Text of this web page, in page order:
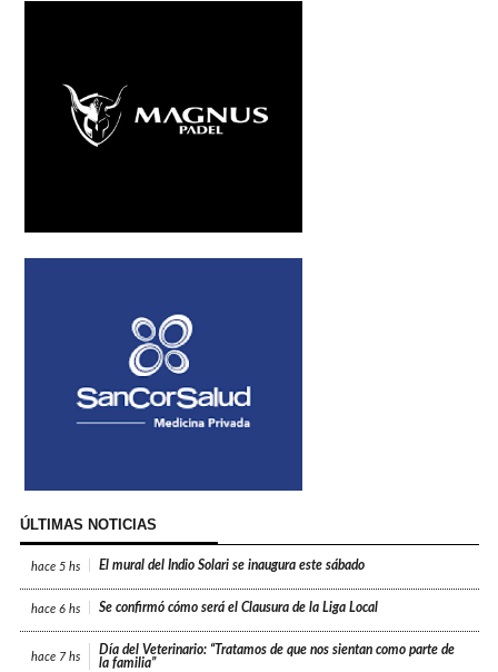
ÚLTIMAS NOTICIAS
hace 5 hs El mural del Indio Solari se inaugura este sábado
hace 6 hs Se confirmó cómo será el Clausura de la Liga Local
hace 7 hs
Día del Veterinario: “Tratamos de que nos sientan como parte de
la familia”